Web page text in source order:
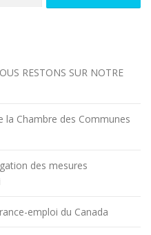
RESTONS SUR NOTRE
la Chambre des Communes
des mesures
emploi du Canada